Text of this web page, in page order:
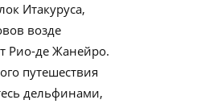
Итакуруса,
возде
Рио-де Жанейро.
путешествия
дельфинами,